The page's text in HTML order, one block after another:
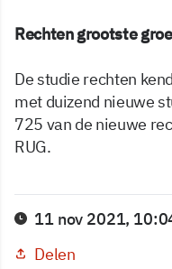
Rechten grootste
De studie rechten
met duizend nieuwe
725 van de nieuwe
RUG.
11 nov 2021,
Delen